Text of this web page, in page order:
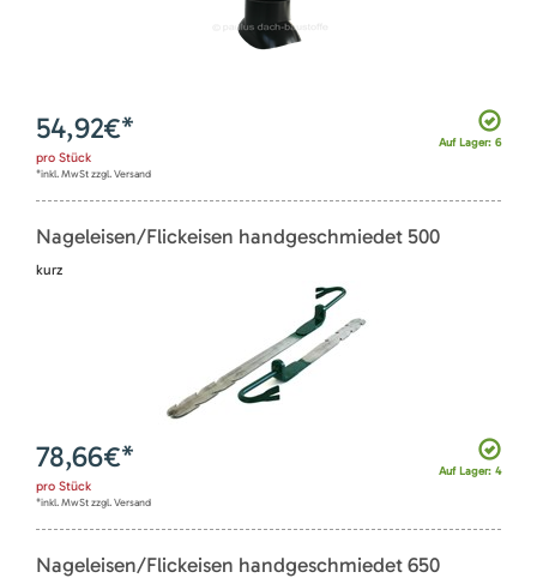
Auf Lager: 6
54,92€*
pro Stück
*inkl. MwSt zzgl. Versand
Nageleisen/Flickeisen handgeschmiedet 500
kurz
Auf Lager: 4
78,66€*
pro Stück
*inkl. MwSt zzgl. Versand
Nageleisen/Flickeisen handgeschmiedet 650